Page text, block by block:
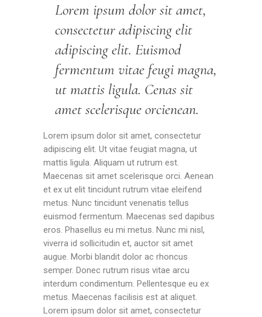
Lorem ipsum dolor sit amet,
consectetur adipiscing elit
adipiscing elit. Euismod
fermentum vitae feugi magna,
ut mattis ligula. Cenas sit
amet scelerisque orcienean.
Lorem ipsum dolor sit amet, consectetur
adipiscing elit. Ut vitae feugiat magna, ut
mattis ligula. Aliquam ut rutrum est.
Maecenas sit amet scelerisque orci. Aenean
et ex ut elit tincidunt rutrum vitae eleifend
metus. Nunc tincidunt venenatis tellus
euismod fermentum. Maecenas sed dapibus
eros. Phasellus eu mi metus. Nunc mi nisl,
viverra id sollicitudin et, auctor sit amet
augue. Morbi blandit dolor ac rhoncus
semper. Donec rutrum risus vitae arcu
interdum condimentum. Pellentesque eu ex
metus. Maecenas facilisis est at aliquet.
Lorem ipsum dolor sit amet, consectetur